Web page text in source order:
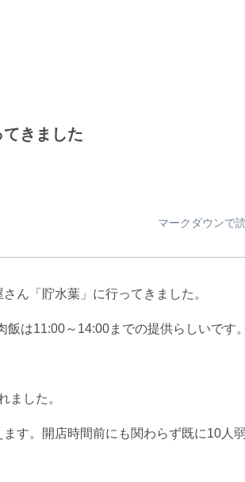
きました
マークダウンで
ん「貯水葉」に行ってきました。
飯は11:00～14:00までの提供らしいです
ました。
す。開店時間前にも関わらず既に10人